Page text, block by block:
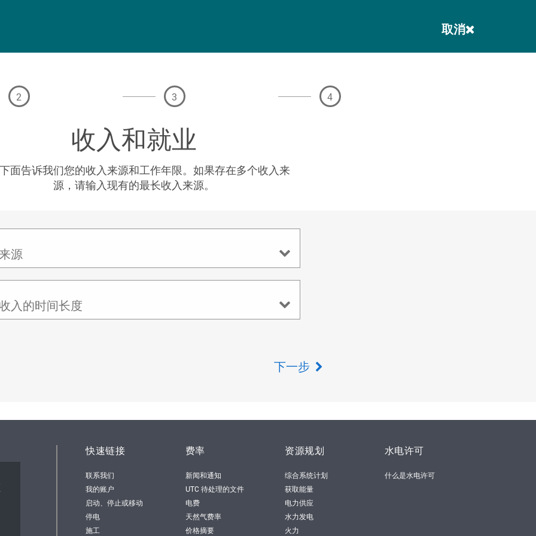
取消
2 3 4
收入和就业
面告诉我们您的收入来源和工作年限。如果存在多个收入来
源，请输入现有的最长收入来源。
源
入的时间长度
下一步
快速链接
联系我们
我的账户
启动、停止或移动
停电
施工
费率
新闻和通知
UTC 待处理的文件
电费
天然气费率
价格摘要
资源规划
综合系统计划
获取能量
电力供应
水力发电
火力
水电许可
什么是水电许可